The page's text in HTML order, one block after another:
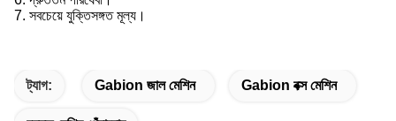
7. সবচেয়ে যুক্তিসঙ্গত মূল্য।
ট্যাগ: Gabion জাল মেশিন Gabion বক্স মেশিন